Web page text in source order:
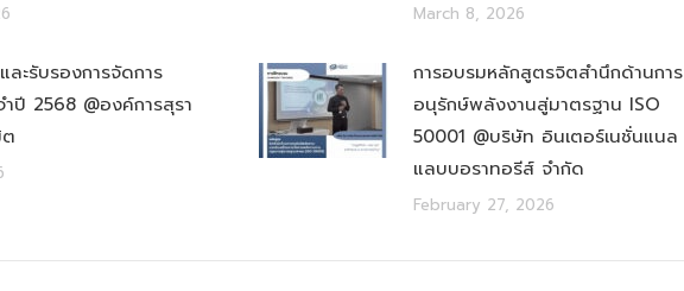
March 8, 2026
ละรับรองการจัดการ
ปี 2568 @องค์การสุรา
การอบรมหลักสูตรจิตสำนึกด้านการ
อนุรักษ์พลังงานสู่มาตรฐาน ISO
50001 @บริษัท อินเตอร์เนชั่นแนล
แลบบอราทอรีส์ จำกัด
February 27, 2026